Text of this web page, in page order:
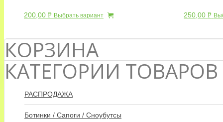
200,00 Р Выбрать вариант 250,00Р
КОРЗИНА
КАТЕГОРИИ ТОВАРОВ
РАСПРОДАЖА
Ботинки / Сапоги / Сноубутсы